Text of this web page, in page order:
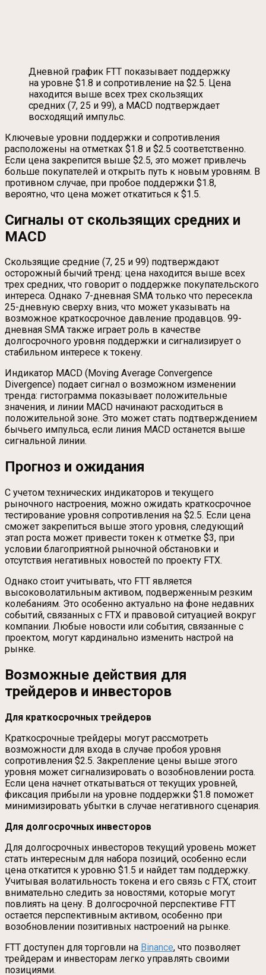
Дневной график FTT показывает поддержку
на уровне $1.8 и сопротивление на $2.5. Цена
находится выше всех трех скользящих
средних (7, 25 и 99), а MACD подтверждает
восходящий импульс.
Ключевые уровни поддержки и сопротивления
расположены на отметках $1.8 и $2.5 соответственно.
Если цена закрепится выше $2.5, это может привлечь
больше покупателей и открыть путь к новым уровням. В
противном случае, при пробое поддержки $1.8,
вероятно, что цена может откатиться к $1.5.
Сигналы от скользящих средних и
MACD
Скользящие средние (7, 25 и 99) подтверждают
осторожный бычий тренд: цена находится выше всех
трех средних, что говорит о поддержке покупательского
интереса. Однако 7-дневная SMA только что пересекла
25-дневную сверху вниз, что может указывать на
возможное краткосрочное давление продавцов. 99-
дневная SMA также играет роль в качестве
долгосрочного уровня поддержки и сигнализирует о
стабильном интересе к токену.
Индикатор MACD (Moving Average Convergence
Divergence) подает сигнал о возможном изменении
тренда: гистограмма показывает положительные
значения, и линии MACD начинают расходиться в
положительной зоне. Это может стать подтверждением
бычьего импульса, если линия MACD останется выше
сигнальной линии.
Прогноз и ожидания
С учетом технических индикаторов и текущего
рыночного настроения, можно ожидать краткосрочное
тестирование уровня сопротивления на $2.5. Если цена
сможет закрепиться выше этого уровня, следующий
этап роста может привести токен к отметке $3, при
условии благоприятной рыночной обстановки и
отсутствия негативных новостей по проекту FTX.
Однако стоит учитывать, что FTT является
высоковолатильным активом, подверженным резким
колебаниям. Это особенно актуально на фоне недавних
событий, связанных с FTX и правовой ситуацией вокруг
компании. Любые новости или события, связанные с
проектом, могут кардинально изменить настрой на
рынке.
Возможные действия для
трейдеров и инвесторов
Для краткосрочных трейдеров
Краткосрочные трейдеры могут рассмотреть
возможности для входа в случае пробоя уровня
сопротивления $2.5. Закрепление цены выше этого
уровня может сигнализировать о возобновлении роста.
Если цена начнет откатываться от текущих уровней,
фиксация прибыли на уровне поддержки $1.8 поможет
минимизировать убытки в случае негативного сценария.
Для долгосрочных инвесторов
Для долгосрочных инвесторов текущий уровень может
стать интересным для набора позиций, особенно если
цена откатится к уровню $1.5 и найдет там поддержку.
Учитывая волатильность токена и его связь с FTX, стоит
внимательно следить за новостями, которые могут
повлиять на цену. В долгосрочной перспективе FTT
остается перспективным активом, особенно при
возобновлении позитивных настроений на рынке.
FTT доступен для торговли на Binance, что позволяет
трейдерам и инвесторам легко управлять своими
позициями.